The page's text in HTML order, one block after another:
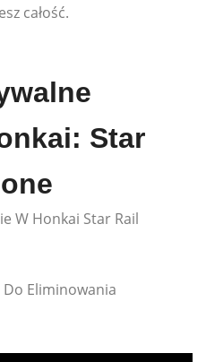
całość.
Star
W Honkai Star Rail
Eliminowania